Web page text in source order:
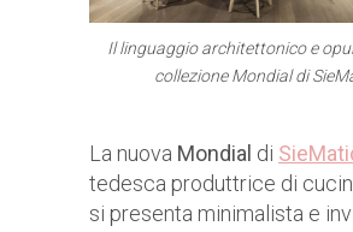
Il linguaggio architettonico e
collezione Mondial di
La nuova Mondial di
tedesca produttrice di
si presenta minimalista e